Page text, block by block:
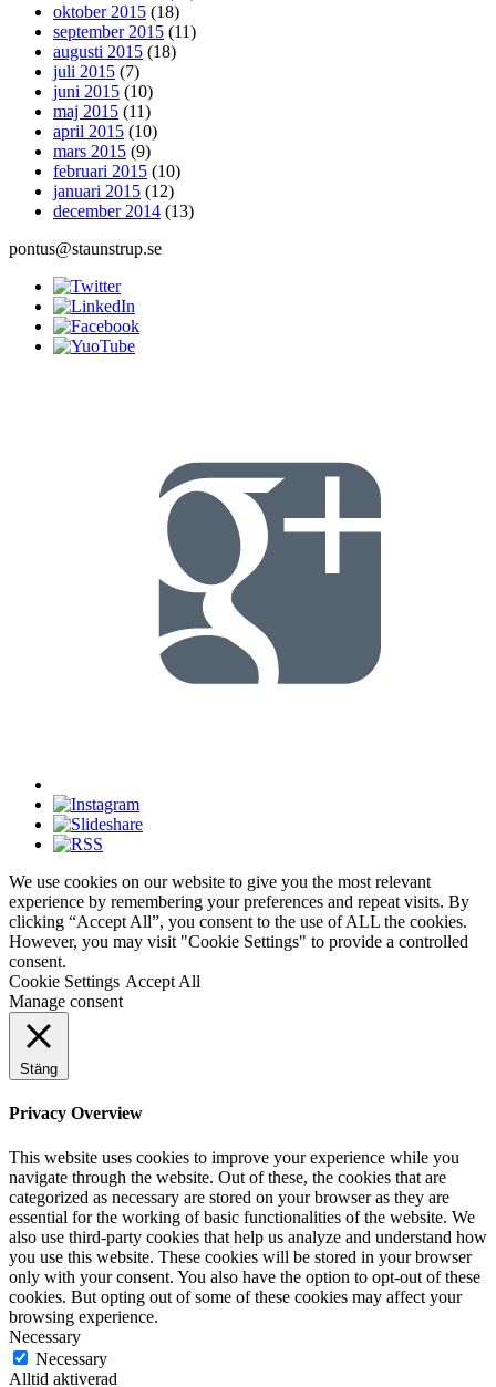
oktober 2015 (18)
september 2015 (11)
augusti 2015 (18)
juli 2015 (7)
juni 2015 (10)
maj 2015 (11)
april 2015 (10)
mars 2015 (9)
februari 2015 (10)
januari 2015 (12)
december 2014 (13)
pontus@staunstrup.se
We use cookies on our website to give you the most relevant
experience by remembering your preferences and repeat visits. By
clicking “Accept All”, you consent to the use of ALL the cookies.
However, you may visit "Cookie Settings" to provide a controlled
consent.
Cookie Settings Accept All
Manage consent
Stäng
Privacy Overview
This website uses cookies to improve your experience while you
navigate through the website. Out of these, the cookies that are
categorized as necessary are stored on your browser as they are
essential for the working of basic functionalities of the website. We
also use third-party cookies that help us analyze and understand how
you use this website. These cookies will be stored in your browser
only with your consent. You also have the option to opt-out of these
cookies. But opting out of some of these cookies may affect your
browsing experience.
Necessary
Necessary
Alltid aktiverad